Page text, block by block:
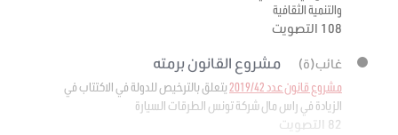
والتنمية الثقافية
108 التصويت
غائب(ة) مشروع القانون برمته
مشروع قانون عدد 2019/42
يتعلق بالترخيص للدولة في الاكتتاب في
الزيادة في راس مال شركة تونس الطرقات السيارة
82 التصويت